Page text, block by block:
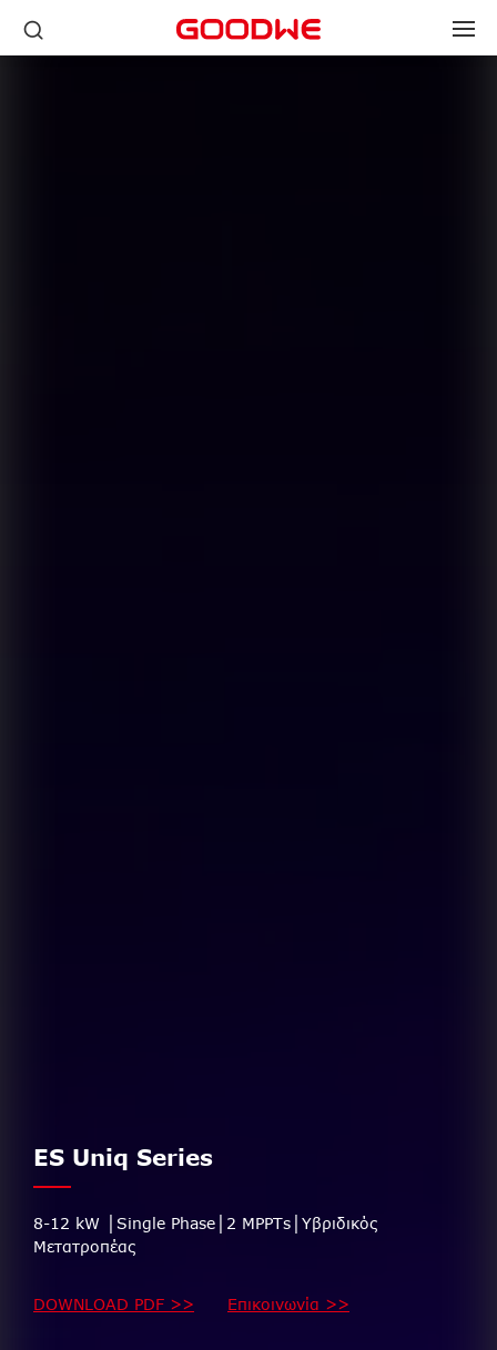
ES Uniq Series
8-12 kW │Single Phase│2 MPPTs│Υβριδικός
Μετατροπέας
DOWNLOAD PDF >> Επικοινωνία >>